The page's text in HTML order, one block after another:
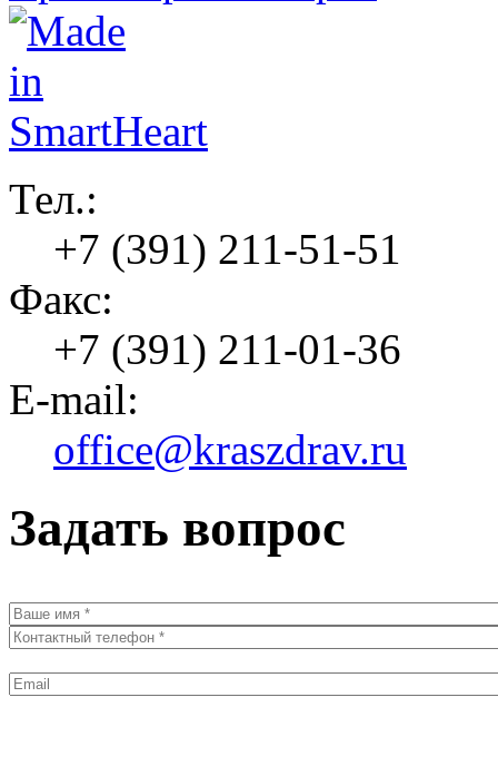
Тел.:
+7 (391) 211-51-51
Факс:
+7 (391) 211-01-36
E-mail:
office@kraszdrav.ru
Задать вопрос